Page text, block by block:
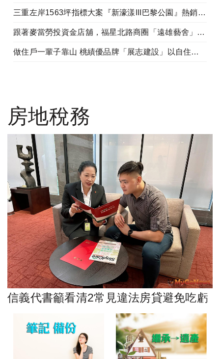
三重左岸1563坪指標大案『新濠漾III巴黎公園』熱銷開工
跟著麥當勞投資金店舖，福星北路商圈「遠雄藝舍」金店炙手可熱
做住戶一輩子靠山 桃績優品牌「展志建設」以自住心蓋房
房地稅務
信義代書籲看清2常見違法房貸避免吃虧